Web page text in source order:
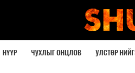
НҮҮР ЧУХЛЫГ ОНЦЛОВ УЛСТӨР